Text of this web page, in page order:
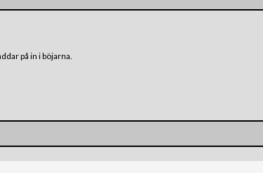
på in i böjarna.